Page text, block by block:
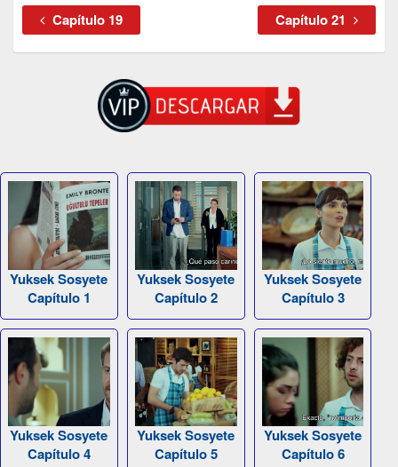
Capítulo 19 Capítulo 21
Yuksek Sosyete
Capítulo 1
Yuksek Sosyete
Capítulo 2
Yuksek Sosyete
Capítulo 3
Yuksek Sosyete
Capítulo 4
Yuksek Sosyete
Capítulo 5
Yuksek Sosyete
Capítulo 6